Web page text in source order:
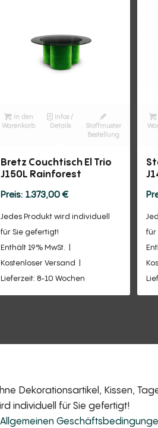
In den
Warenkorb
Infos /
Details
Stoffmuster
Bestellung
Bretz Couchtisch El Trio
J150L Rainforest
1.373,00€
Jedes Produkt wird individuell
für Sie gefertigt!
Enthält 19% MwSt.
Kostenloser Versand
Lieferzeit: 8-10 Wochen
für
Dekorationsartikel, Kissen,
individuell für Sie gefertigt!
Allgemeinen